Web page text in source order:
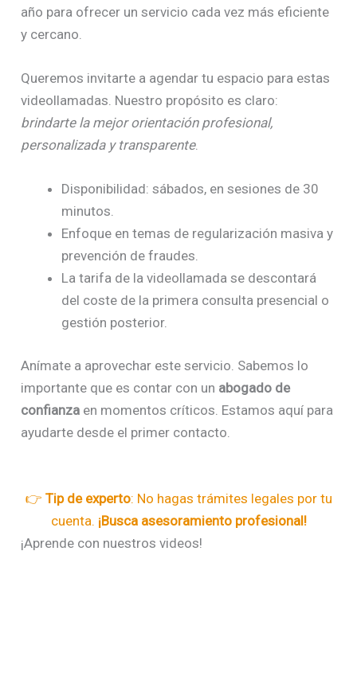
año para ofrecer un servicio cada vez más eficiente
y cercano.
Queremos invitarte a agendar tu espacio para estas
videollamadas. Nuestro propósito es claro:
brindarte la mejor orientación profesional,
personalizada y transparente.
Disponibilidad: sábados, en sesiones de 30
minutos.
Enfoque en temas de regularización masiva y
prevención de fraudes.
La tarifa de la videollamada se descontará
del coste de la primera consulta presencial o
gestión posterior.
Anímate a aprovechar este servicio. Sabemos lo
importante que es contar con un abogado de
confianza en momentos críticos. Estamos aquí para
ayudarte desde el primer contacto.
👉 Tip de experto: No hagas trámites legales por tu
cuenta. ¡Busca asesoramiento profesional!
¡Aprende con nuestros videos!